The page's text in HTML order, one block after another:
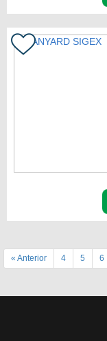
« Anterior 4 5 6